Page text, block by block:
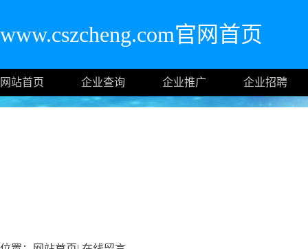
www.cszcheng.com官网首页
网站首页 企业查询 企业推广 企业招聘